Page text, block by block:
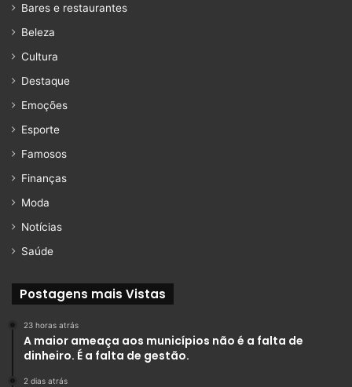
Bares e restaurantes
Beleza
Cultura
Destaque
Emoções
Esporte
Famosos
Finanças
Moda
Notícias
Saúde
Postagens mais Vistas
23 horas atrás
A maior ameaça aos municípios não é a falta de
dinheiro. É a falta de gestão.
2 dias atrás